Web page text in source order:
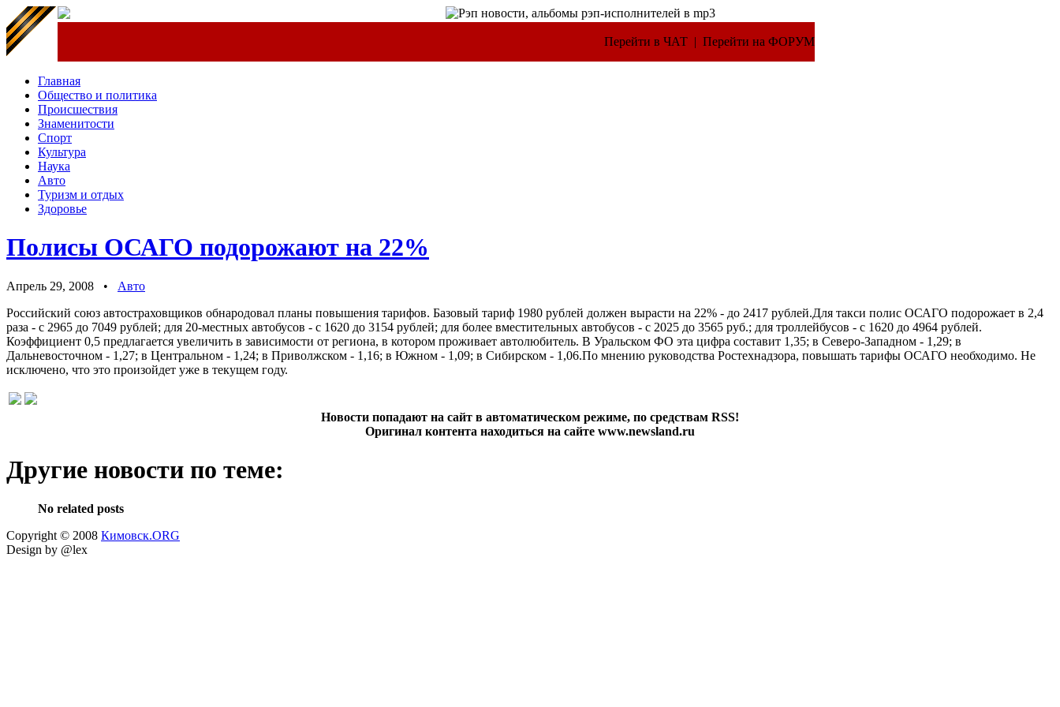
Перейти в ЧАТ | Перейти на ФОРУМ
Главная
Общество и политика
Происшествия
Знаменитости
Спорт
Культура
Наука
Авто
Туризм и отдых
Здоровье
Полисы ОСАГО подорожают на 22%
Апрель 29, 2008 • Авто
Российский союз автостраховщиков обнародовал планы повышения тарифов. Базовый тариф 1980 рублей должен вырасти на 22% - до 2417 рублей.Для такси полис ОСАГО подорожает в 2,4
раза - с 2965 до 7049 рублей; для 20-местных автобусов - с 1620 до 3154 рублей; для более вместительных автобусов - с 2025 до 3565 руб.; для троллейбусов - с 1620 до 4964 рублей.
Коэффициент 0,5 предлагается увеличить в зависимости от региона, в котором проживает автолюбитель. В Уральском ФО эта цифра составит 1,35; в Северо-Западном - 1,29; в
Дальневосточном - 1,27; в Центральном - 1,24; в Приволжском - 1,16; в Южном - 1,09; в Сибирском - 1,06.По мнению руководства Ростехнадзора, повышать тарифы ОСАГО необходимо. Не
исключено, что это произойдет уже в текущем году.
Новости попадают на сайт в автоматическом режиме, по средствам RSS!
Оригинал контента находиться на сайте www.newsland.ru
Другие новости по теме:
No related posts
Copyright © 2008 Кимовск.ORG
Design by @lex